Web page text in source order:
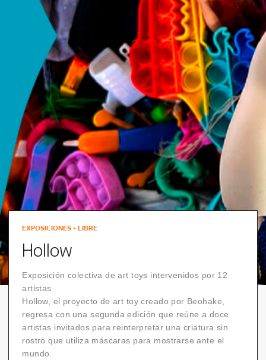
EXPOSICIONES • LIBRE
Hollow
Exposición colectiva de art toys intervenidos por 12
artistas
Hollow, el proyecto de art toy creado por Beohake,
regresa con una segunda edición que reúne a doce
artistas invitados para reinterpretar una criatura sin
rostro que utiliza máscaras para mostrarse ante el
mundo.